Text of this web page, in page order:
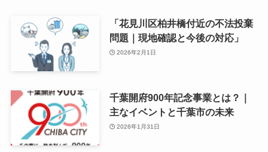
「花見川区柏井橋付近の不法投棄
問題｜現地確認と今後の対応」
2026年2月1日
千葉開府900年記念事業とは？｜
主なイベントと千葉市の未来
2026年1月31日